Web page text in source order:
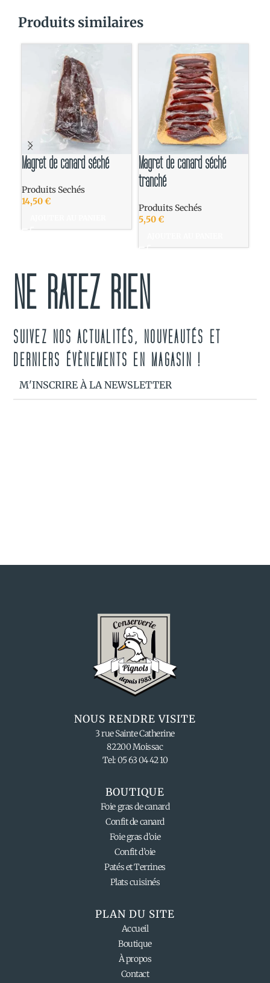
Produits similaires
Magret de canard séché
Produits Sechés
14,50€
Magret de canard séché
tranché
Produits Sechés
5,50€
NE RATEZ RIEN
SUIVEZ NOS ACTUALITÉS, NOUVEAUTÉS ET
DERNIERS ÉVÈNEMENTS EN MAGASIN !
M'INSCRIRE À LA NEWSLETTER
NOUS RENDRE VISITE
3 rue Sainte Catherine
82200 Moissac
Tel: 05 63 04 42 10
BOUTIQUE
Foie gras de canard
Confit de canard
Foie gras d’oie
Confit d’oie
Patés et Terrines
Plats cuisinés
PLAN DU SITE
Accueil
Boutique
À propos
Contact